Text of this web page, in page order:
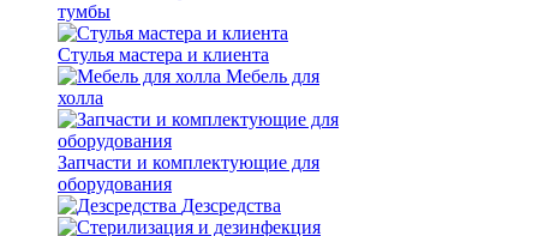
тумбы
Стулья мастера и клиента
Мебель для
холла
Запчасти и комплектующие для
оборудования
Дезсредства